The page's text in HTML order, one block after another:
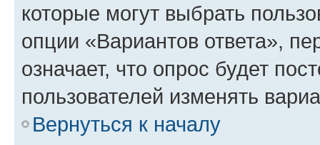
которые могут выбрать
опции «Вариантов ответа»,
означает, что опрос будет
пользователей изменять
Вернуться к началу